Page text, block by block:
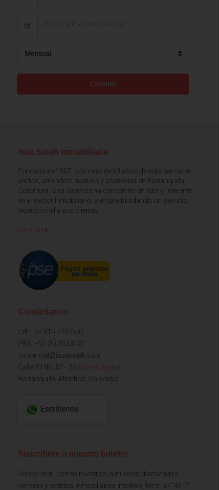
Mensual
Calcular
Issa Saieh Inmobiliaria
Fundada en 1957, con más de 60 años de experiencia en
ventas, arriendos, avalúos y asesorías en Barranquilla,
Colombia, Issa Saieh se ha convertido en líder y referente
en el sector Inmobiliario, siempre brindando un servicio
excepcional a sus clientes
Lee mas
Contáctanos
Cel: +57 315 7227537
PBX: +57 (5) 3533427
comercial@issasaieh.com
Calle 70 No. 57 - 25 (Cómo llegar)
Barranquilla, Atlantico, Colombia
Escríbenos
Suscríbete a nuestro boletín
Recibe en tu correo nuestros inmuebles destacados,
noticias y eventos inmobiliarios [mc4wp_form id="461"]